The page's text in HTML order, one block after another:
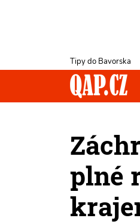
Tipy do Bavorska
plné